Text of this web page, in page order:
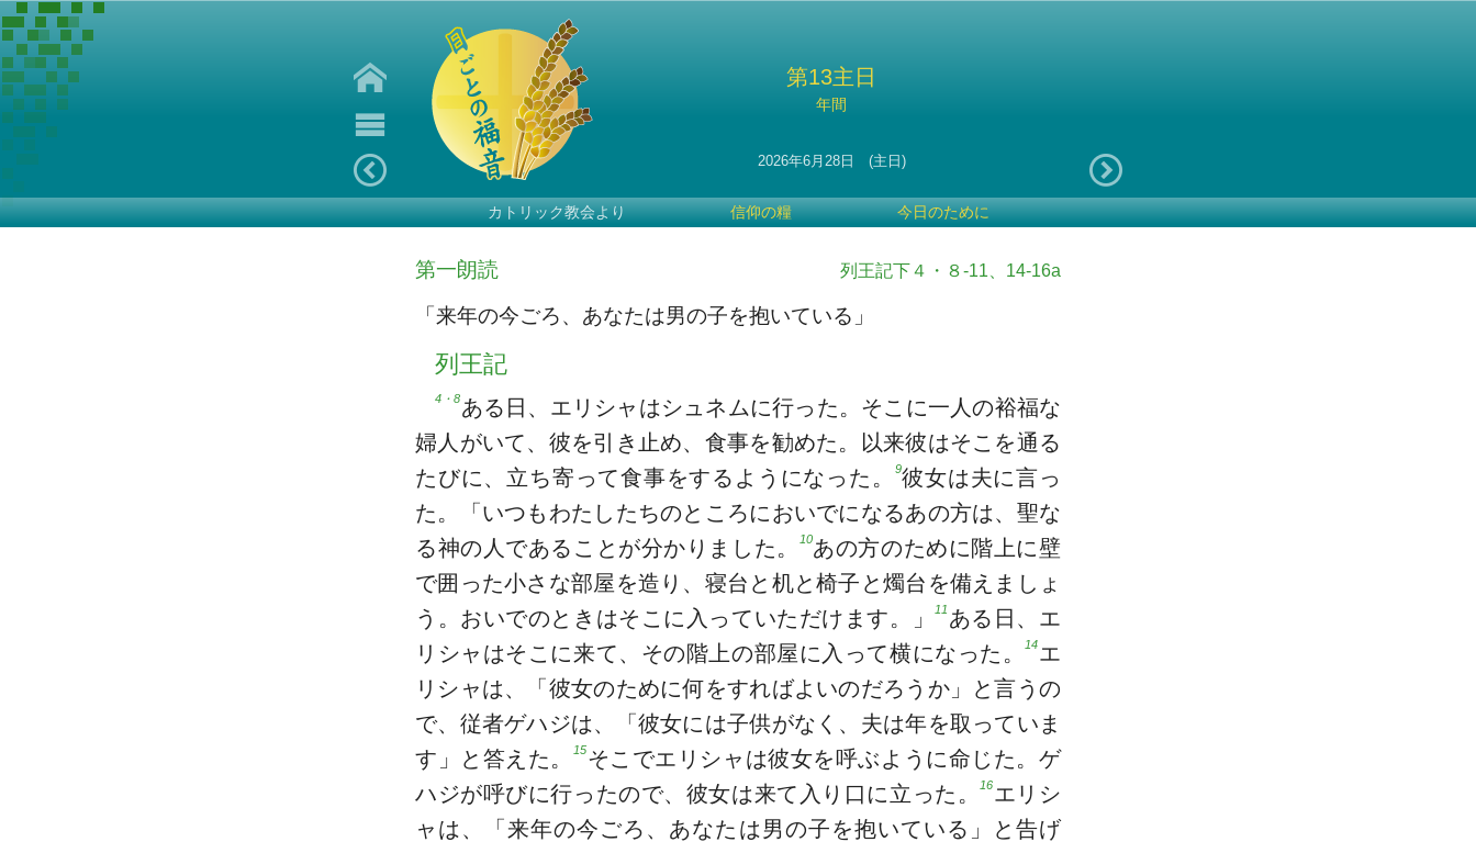
第13主日
年間
2026年6月28日 (主日)
カトリック教会より 信仰の糧 今日のために
第一朗読 列王記下４・８-11、14-16a
「来年の今ごろ、あなたは男の子を抱いている」
列王記
4・8ある日、エリシャはシュネムに行った。そこに一人の裕福な
婦人がいて、彼を引き止め、食事を勧めた。以来彼はそこを通る
たびに、立ち寄って食事をするようになった。
9彼女は夫に言っ
た。「いつもわたしたちのところにおいでになるあの方は、聖な
る神の人であることが分かりました。
10あの方のために階上に壁
で囲った小さな部屋を造り、寝台と机と椅子と燭台を備えましょ
う。おいでのときはそこに入っていただけます。」11 ある日、エ
リシャはそこに来て、その階上の部屋に入って横になった。14エ
リシャは、「彼女のために何をすればよいのだろうか」と言うの
で、従者ゲハジは、「彼女には子供がなく、夫は年を取っていま
す」と答えた。
15そこでエリシャは彼女を呼ぶように命じた。ゲ
ハジが呼びに行ったので、彼女は来て入り口に立った。16エリシ
ャは、「来年の今ごろ、あなたは男の子を抱いている」と告げ